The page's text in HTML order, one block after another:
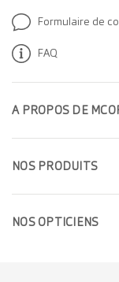
A PROPOS DE
Prendre rendez-vous
Trouver un magasin
Carrière
NOS PRODUITS
Lunettes de vue
Lunettes de soleil
NOS OPTICIENS
Formulaire de
FAQ